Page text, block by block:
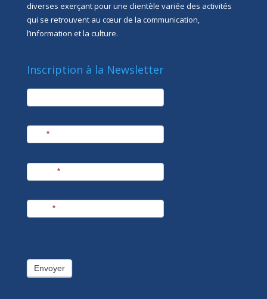
diverses exerçant pour une clientèle variée des activités
qui se retrouvent au cœur de la communication,
l’information et la culture.
Inscription à la Newsletter
newsletter
*
*
*
Envoyer